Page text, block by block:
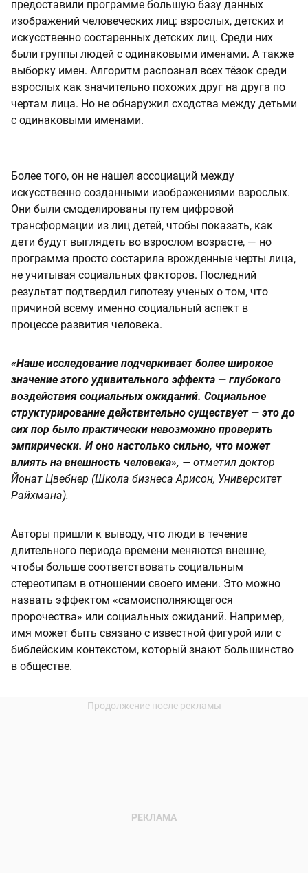
предоставили программе большую базу данных
изображений человеческих лиц: взрослых, детских и
искусственно состаренных детских лиц. Среди них
были группы людей с одинаковыми именами. А также
выборку имен. Алгоритм распознал всех тёзок среди
взрослых как значительно похожих друг на друга по
чертам лица. Но не обнаружил сходства между детьми
с одинаковыми именами.
Более того, он не нашел ассоциаций между
искусственно созданными изображениями взрослых.
Они были смоделированы путем цифровой
трансформации из лиц детей, чтобы показать, как
дети будут выглядеть во взрослом возрасте, — но
программа просто состарила врожденные черты лица,
не учитывая социальных факторов. Последний
результат подтвердил гипотезу ученых о том, что
причиной всему именно социальный аспект в
процессе развития человека.
«Наше исследование подчеркивает более широкое
значение этого удивительного эффекта — глубокого
воздействия социальных ожиданий. Социальное
структурирование действительно существует — это до
сих пор было практически невозможно проверить
эмпирически. И оно настолько сильно, что может
влиять на внешность человека», — отметил доктор
Йонат Цвебнер (Школа бизнеса Арисон, Университет
Райхмана).
Авторы пришли к выводу, что люди в течение
длительного периода времени меняются внешне,
чтобы больше соответствовать социальным
стереотипам в отношении своего имени. Это можно
назвать эффектом «самоисполняющегося
пророчества» или социальных ожиданий. Например,
имя может быть связано с известной фигурой или с
библейским контекстом, который знают большинство
в обществе.